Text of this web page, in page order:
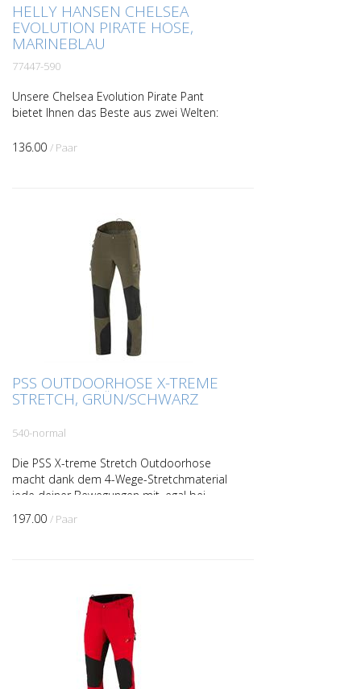
HELLY HANSEN CHELSEA
EVOLUTION PIRATE HOSE,
MARINEBLAU
77447-590
Unsere Chelsea Evolution Pirate Pant
bietet Ihnen das Beste aus zwei Welten:
zugleich Bewegungsfreiheit garantiert. Das
136.00 / Paar
PSS OUTDOORHOSE X-TREME
STRETCH, GRÜN/SCHWARZ
540-normal
Die PSS X-treme Stretch Outdoorhose
macht dank dem 4-Wege-Stretchmaterial
jede deiner Bewegungen mit, egal bei
welchen Tätigkeiten. Durch die
Verwendung von Elasthan und ...
197.00 / Paar